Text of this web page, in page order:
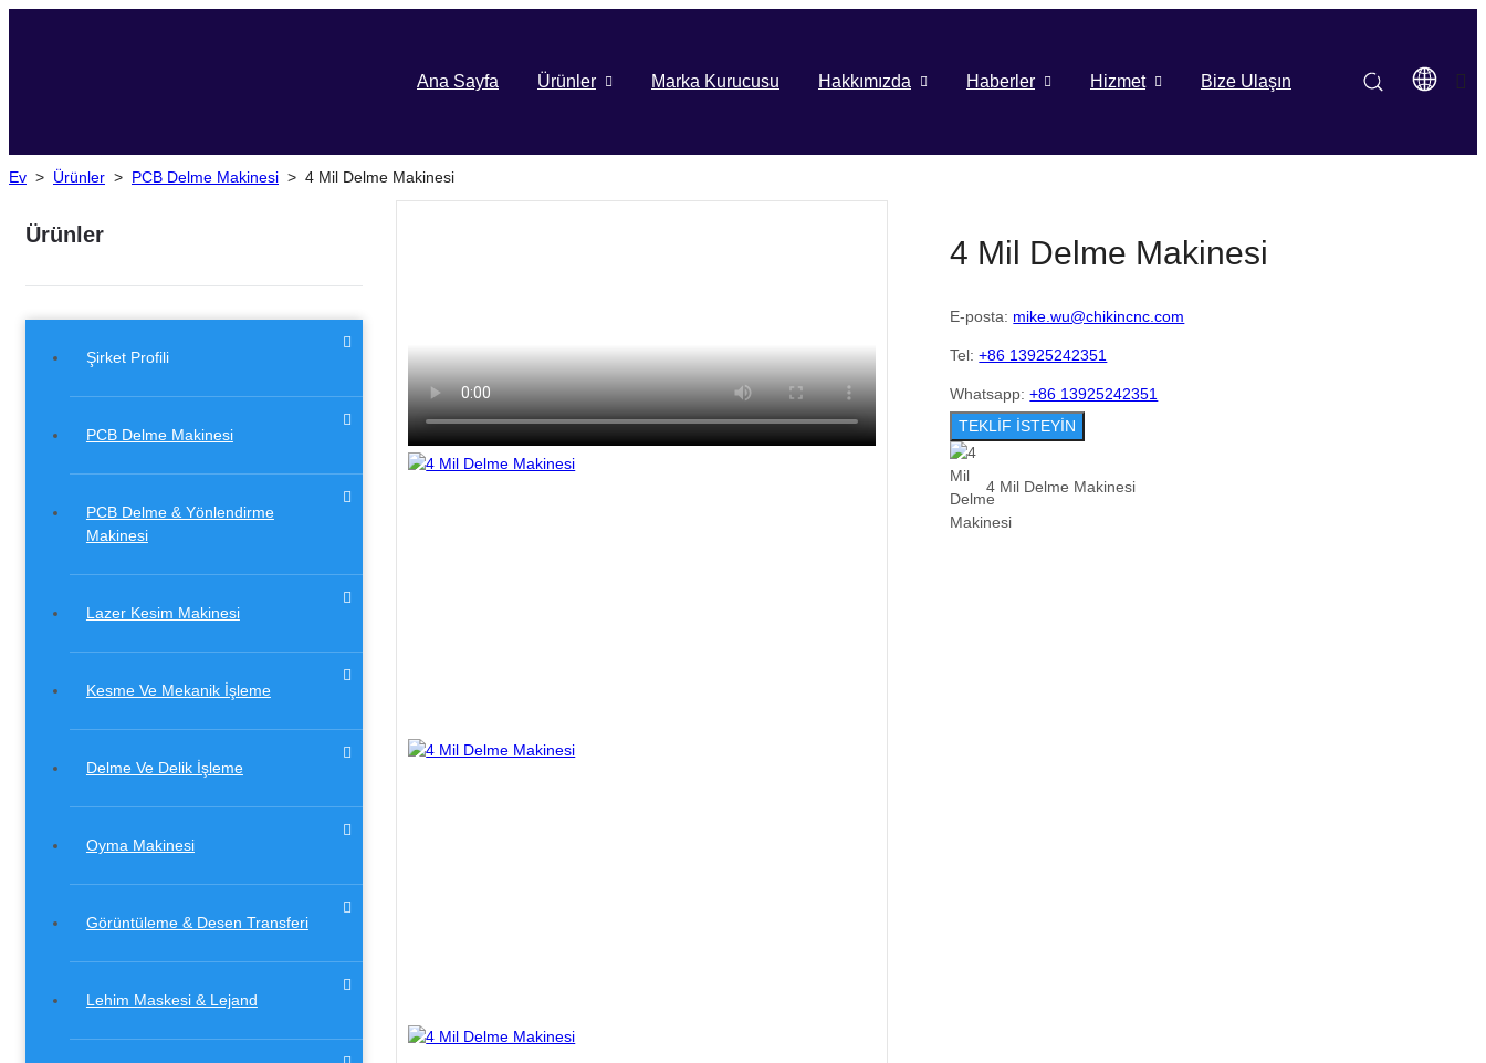
Ana Sayfa Ürünler Marka Kurucusu Hakkımızda Haberler Hizmet Bize Ulaşın
Ev > Ürünler > PCB Delme Makinesi > 4 Mil Delme Makinesi
Ürünler
Şirket Profili
PCB Delme Makinesi
PCB Delme & Yönlendirme
Makinesi
Lazer Kesim Makinesi
Kesme Ve Mekanik İşleme
Delme Ve Delik İşleme
Oyma Makinesi
Görüntüleme & Desen Transferi
Lehim Maskesi & Lejand
4 Mil Delme Makinesi
E-posta: mike.wu@chikincnc.com
Tel:+86 13925242351
Whatsapp:+86 13925242351
TEKLİF İSTEYİN
4 Mil Delme Makinesi